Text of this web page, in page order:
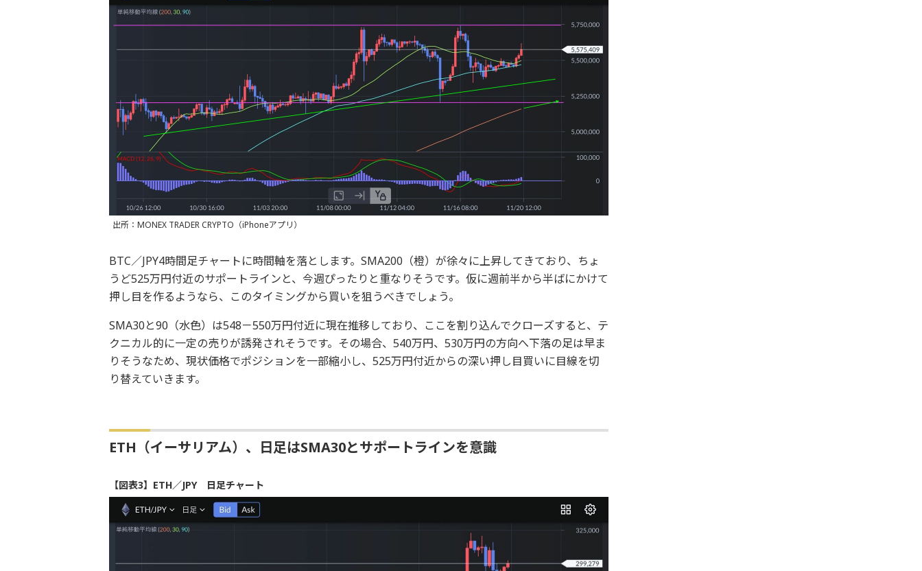
出所：MONEX TRADER CRYPTO（iPhoneアプリ）
BTC／JPY4時間足チャートに時間軸を落とします。SMA200（橙）が徐々に上昇してきており、ちょ
うど525万円付近のサポートラインと、今週ぴったりと重なりそうです。仮に週前半から半ばにかけて
押し目を作るようなら、このタイミングから買いを狙うべきでしょう。
SMA30と90（水色）は548－550万円付近に現在推移しており、ここを割り込んでクローズすると、テ
クニカル的に一定の売りが誘発されそうです。その場合、540万円、530万円の方向へ下落の足は早ま
りそうなため、現状価格でポジションを一部縮小し、525万円付近からの深い押し目買いに目線を切
り替えていきます。
ETH（イーサリアム）、日足はSMA30とサポートラインを意識
【図表3】ETH／JPY 日足チャート